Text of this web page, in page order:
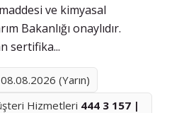
ve kimyasal
Bakanlığı onaylıdır.
sertifika...
08.08.2026 (Yarın)
Hizmetleri 444 3 157 |